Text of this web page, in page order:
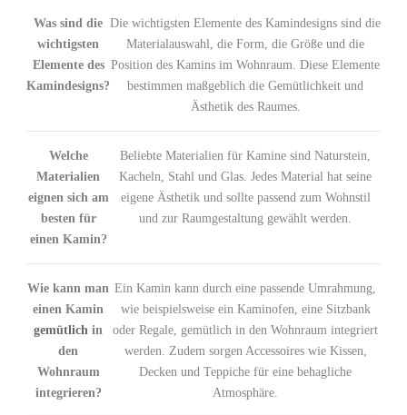
Was sind die
wichtigsten
Elemente des
Kamindesigns?
Die wichtigsten Elemente des Kamindesigns sind die
Materialauswahl, die Form, die Größe und die
Position des Kamins im Wohnraum. Diese Elemente
bestimmen maßgeblich die Gemütlichkeit und
Ästhetik des Raumes.
Welche
Materialien
eignen sich am
besten für
einen Kamin?
Beliebte Materialien für Kamine sind Naturstein,
Kacheln, Stahl und Glas. Jedes Material hat seine
eigene Ästhetik und sollte passend zum Wohnstil
und zur Raumgestaltung gewählt werden.
Wie kann man
einen Kamin
gemütlich in
den
Wohnraum
integrieren?
Ein Kamin kann durch eine passende Umrahmung,
wie beispielsweise ein Kaminofen, eine Sitzbank
oder Regale, gemütlich in den Wohnraum integriert
werden. Zudem sorgen Accessoires wie Kissen,
Decken und Teppiche für eine behagliche
Atmosphäre.